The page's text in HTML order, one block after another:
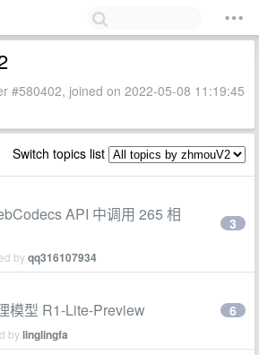
#580402, joined on 2022-05-08 11:19:45
Switch topics list
API 中调用 265 相
byqq316107934
3
模型 R1-Lite-Preview
bylinglingfa
6